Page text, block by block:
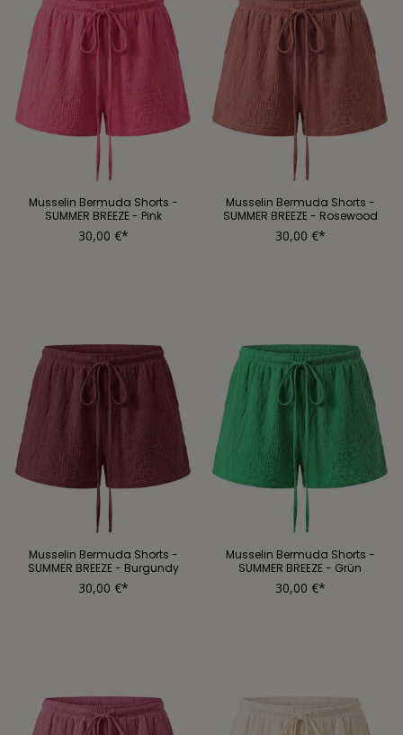
Musselin Bermuda Shorts -
SUMMER BREEZE - Pink
30,00 €*
Musselin Bermuda Shorts -
SUMMER BREEZE - Rosewood
30,00 €*
Musselin Bermuda Shorts -
SUMMER BREEZE - Burgundy
30,00 €*
Musselin Bermuda Shorts -
SUMMER BREEZE - Grün
30,00 €*